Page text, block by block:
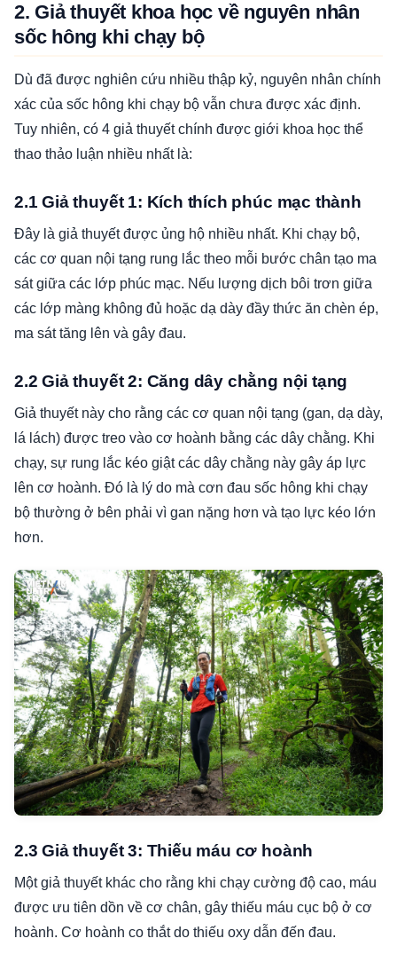
2. Giả thuyết khoa học về nguyên nhân
sốc hông khi chạy bộ
Dù đã được nghiên cứu nhiều thập kỷ, nguyên nhân chính
xác của sốc hông khi chạy bộ vẫn chưa được xác định.
Tuy nhiên, có 4 giả thuyết chính được giới khoa học thể
thao thảo luận nhiều nhất là:
2.1 Giả thuyết 1: Kích thích phúc mạc thành
Đây là giả thuyết được ủng hộ nhiều nhất. Khi chạy bộ,
các cơ quan nội tạng rung lắc theo mỗi bước chân tạo ma
sát giữa các lớp phúc mạc. Nếu lượng dịch bôi trơn giữa
các lớp màng không đủ hoặc dạ dày đầy thức ăn chèn ép,
ma sát tăng lên và gây đau.
2.2 Giả thuyết 2: Căng dây chằng nội tạng
Giả thuyết này cho rằng các cơ quan nội tạng (gan, dạ dày,
lá lách) được treo vào cơ hoành bằng các dây chằng. Khi
chạy, sự rung lắc kéo giật các dây chằng này gây áp lực
lên cơ hoành. Đó là lý do mà cơn đau sốc hông khi chạy
bộ thường ở bên phải vì gan nặng hơn và tạo lực kéo lớn
hơn.
2.3 Giả thuyết 3: Thiếu máu cơ hoành
Một giả thuyết khác cho rằng khi chạy cường độ cao, máu
được ưu tiên dồn về cơ chân, gây thiếu máu cục bộ ở cơ
hoành. Cơ hoành co thắt do thiếu oxy dẫn đến đau.